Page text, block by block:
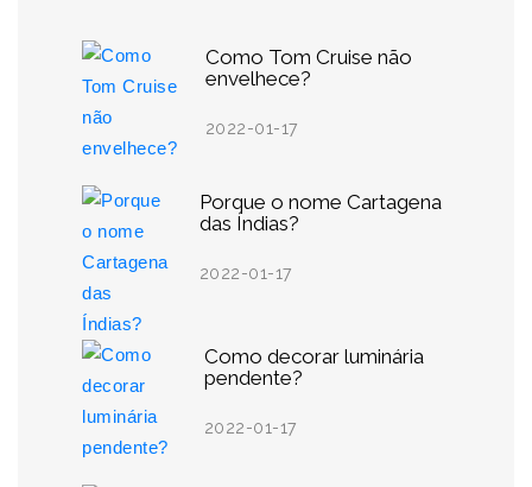
Como Tom Cruise não
envelhece?
2022-01-17
Porque o nome Cartagena
das Índias?
2022-01-17
Como decorar luminária
pendente?
2022-01-17